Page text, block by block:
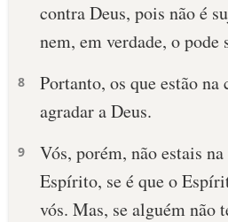
contra Deus, pois não é
nem, em verdade, o pode
8
Portanto, os que estão na
agradar a Deus.
9
Vós, porém, não estais
Espírito, se é que o
vós. Mas, se alguém não